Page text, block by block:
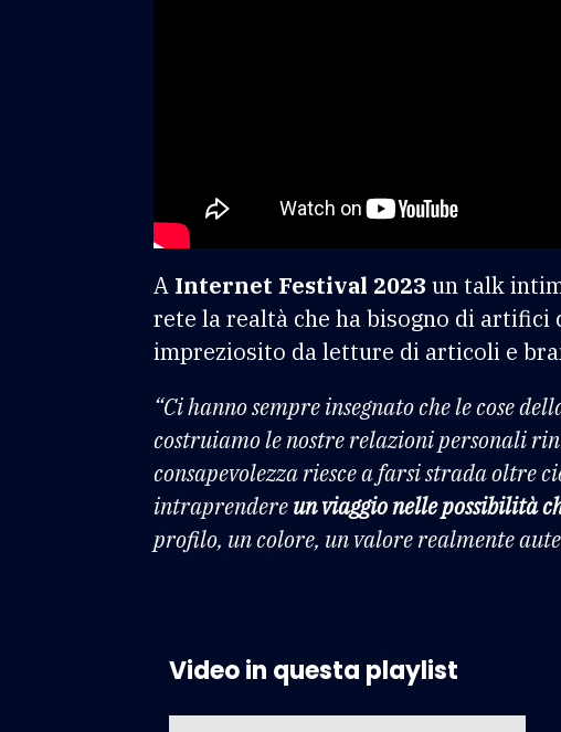
A Internet Festival 2023 un talk
rete la realtà che ha bisogno di artifici
impreziosito da letture di articoli e
“Ci hanno sempre insegnato che le cose
costruiamo le nostre relazioni personali
consapevolezza riesce a farsi strada oltre
intraprendereun viaggio nelle possibilità
profilo, un colore, un valore realmente
Video in questa playlist